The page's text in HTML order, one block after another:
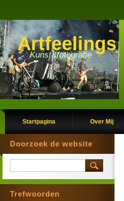
Artfeelings
Kunst&fotografie
Startpagina Over Mij
Doorzoek de website
Trefwoorden